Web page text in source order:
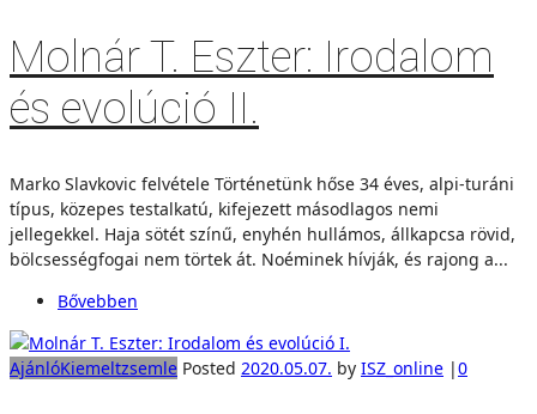
Molnár T. Eszter: Irodalom
és evolúció II.
Marko Slavkovic felvétele Történetünk hőse 34 éves, alpi-turáni
típus, közepes testalkatú, kifejezett másodlagos nemi
jellegekkel. Haja sötét színű, enyhén hullámos, állkapcsa rövid,
bölcsességfogai nem törtek át. Noéminek hívják, és rajong a...
Bővebben
AjánlóKiemeltzsemle Posted 2020.05.07. by ISZ_online |0